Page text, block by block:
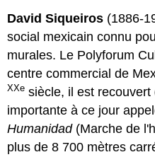
David Siqueiros (1886-
social mexicain connu
murales. Le Polyforum
centre commercial de
XXe siècle, il est
importante à ce jour
Humanidad(Marche de
plus de 8 700 mètres